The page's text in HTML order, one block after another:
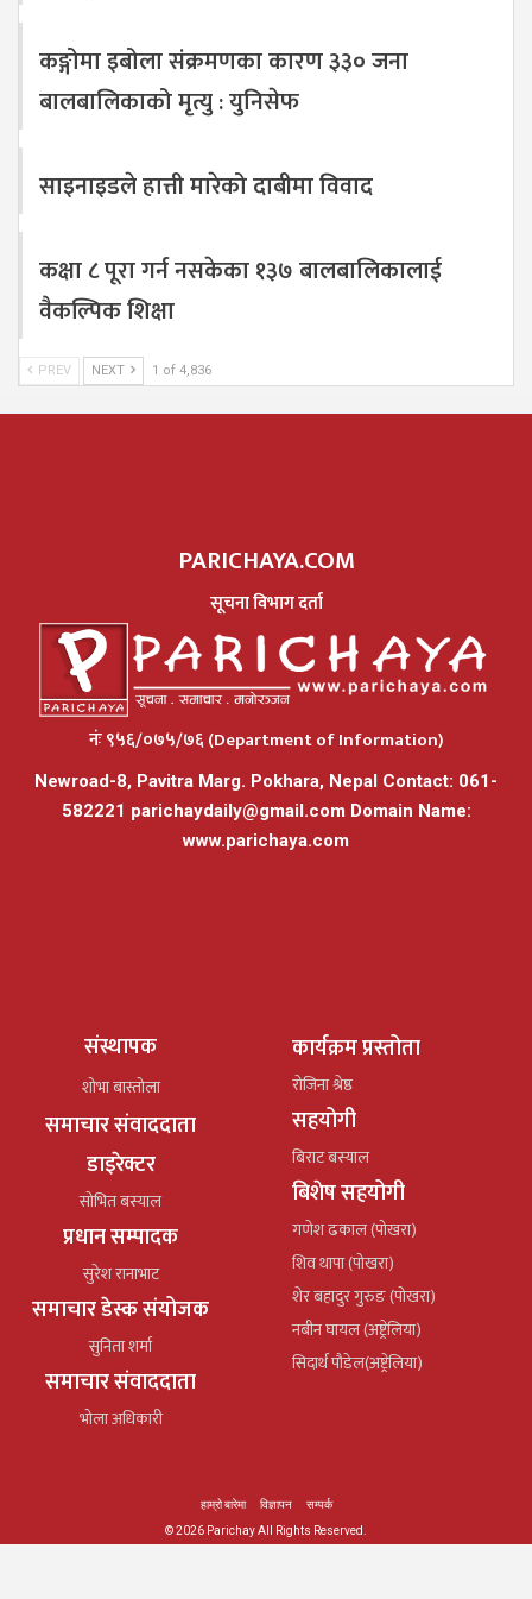
कङ्गोमा इबोला संक्रमणका कारण ३३० जना
बालबालिकाको मृत्यु : युनिसेफ
साइनाइडले हात्ती मारेको दाबीमा विवाद
कक्षा ८ पूरा गर्न नसकेका १३७ बालबालिकालाई
वैकल्पिक शिक्षा
PREV NEXT 1 of 4,836
PARICHAYA.COM
सूचना विभाग दर्ता
नंः ९५६/०७५/७६ (Department of Information)
Newroad-8, Pavitra Marg. Pokhara, Nepal Contact: 061-
582221 parichaydaily@gmail.comDomain Name:
www.parichaya.com
संस्थापक
शोभा बास्तोला
समाचार संवाददाता
डाइरेक्टर
सोभित बस्याल
प्रधान सम्पादक
सुरेश रानाभाट
समाचार डेस्क संयोजक
सुनिता शर्मा
समाचार संवाददाता
भोला अधिकारी
कार्यक्रम प्रस्तोता
रोजिना श्रेष्ठ
सहयोगी
बिराट बस्याल
बिशेष सहयोगी
गणेश ढकाल (पोखरा)
शिव थापा (पोखरा)
शेर बहादुर गुरुङ (पोखरा)
नबीन घायल (अष्ट्रेलिया)
सिदार्थ पौडेल(अष्ट्रेलिया)
हाम्रो बारेमा विज्ञापन
सम्पर्क
© 2026 Parichay All Rights Reserved.